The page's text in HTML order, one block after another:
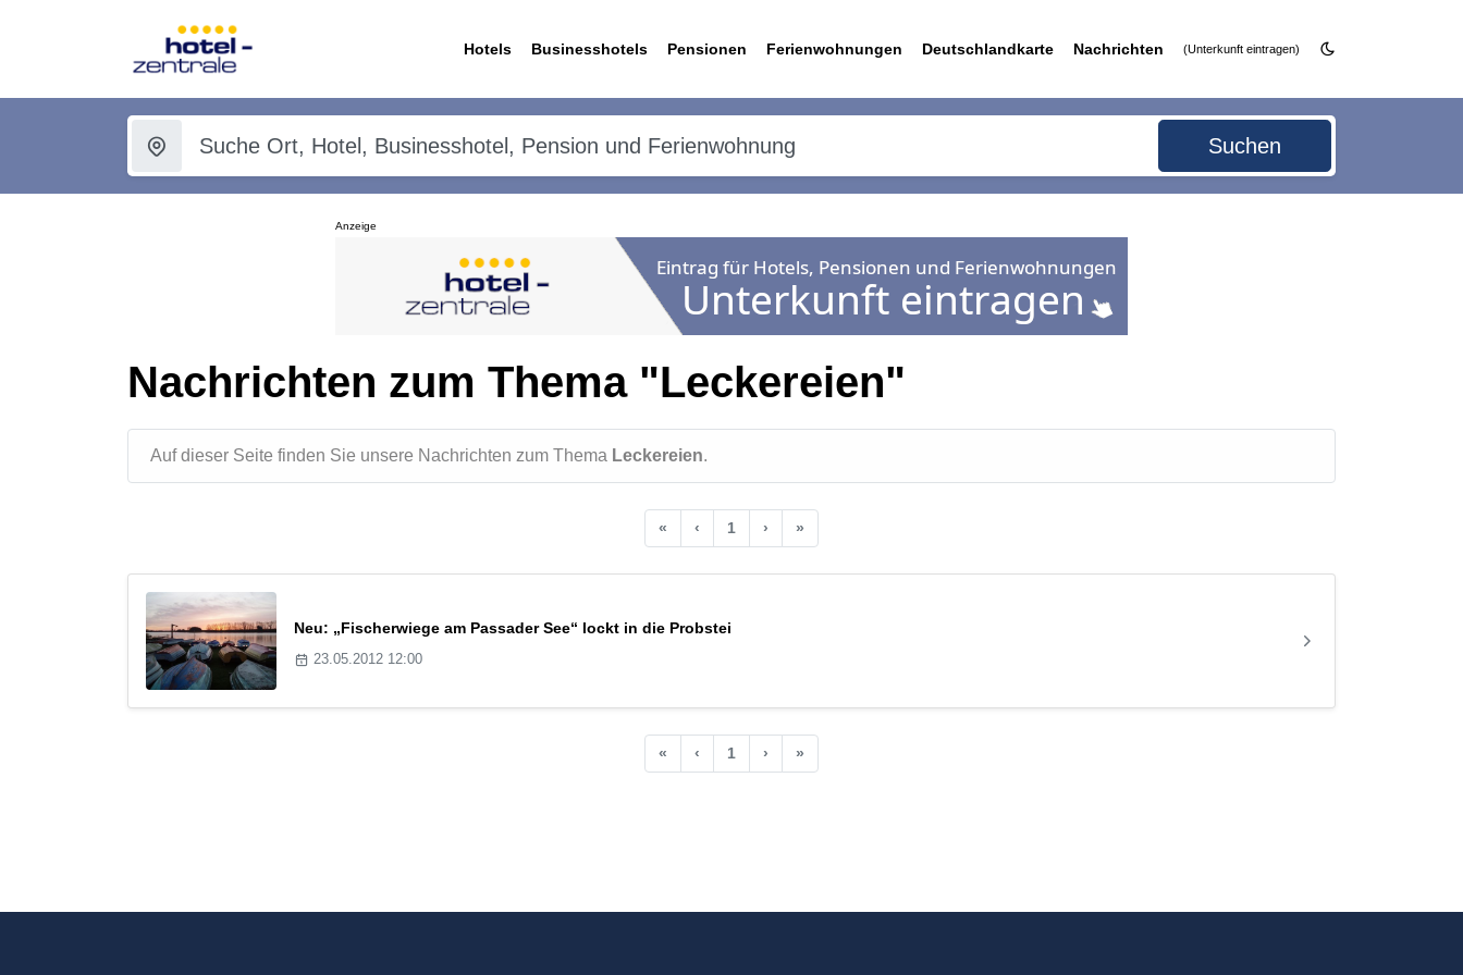
Hotels Businesshotels Pensionen Ferienwohnungen Deutschlandkarte Nachrichten (Unterkunft eintragen)
Suchen
Anzeige
Nachrichten zum Thema "Leckereien"
Auf dieser Seite finden Sie unsere Nachrichten zum Thema Leckereien.
« ‹ 1 › »
Neu: „Fischerwiege am Passader See“ lockt in die Probstei
23.05.2012 12:00
« ‹ 1 › »